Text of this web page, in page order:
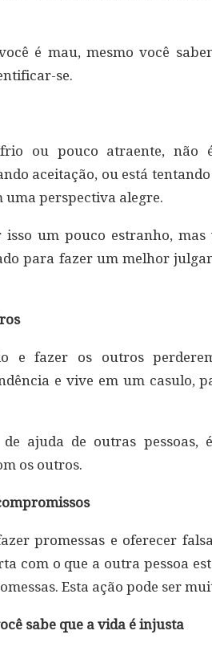
é mau, mesmo você
se.
ou pouco atraente, não
aceitação, ou está
uma perspectiva alegre.
um pouco estranho, mas
para fazer um melhor
e fazer os outros
e vive em um casulo,
ajuda de outras pessoas,
os outros.
promessas e oferecer
com o que a outra pessoa
Esta ação pode ser
sabe que a vida é injusta